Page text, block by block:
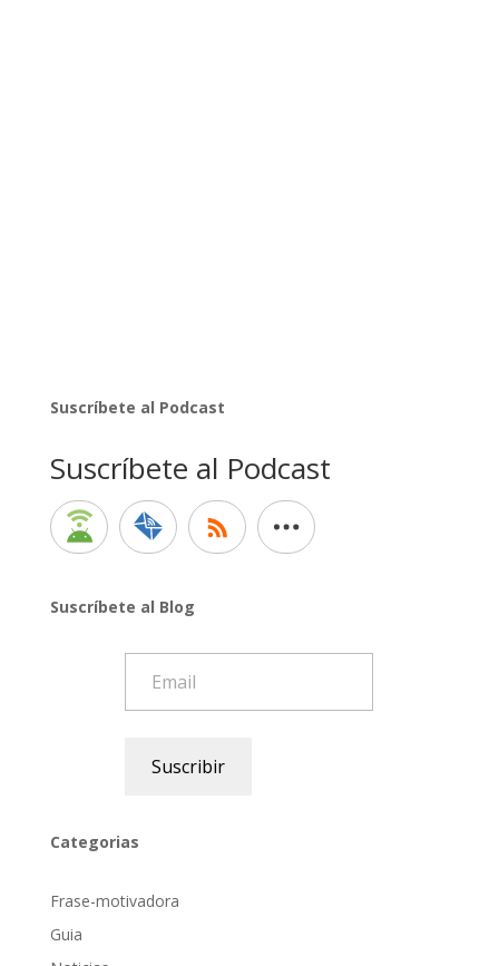
Suscríbete al Podcast
Suscríbete al Podcast
Suscríbete al Blog
Suscribir
Categorias
Frase-motivadora
Guia